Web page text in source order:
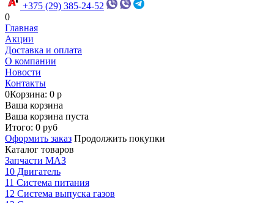
+375 (29) 385-24-52
0
Главная
Акции
Доставка и оплата
О компании
Новости
Контакты
0Корзина: 0 р
Ваша корзина
Ваша корзина пуста
Итого: 0 руб
Оформить заказ Продолжить покупки
Каталог товаров
Запчасти МАЗ
10 Двигатель
11 Система питания
12 Система выпуска газов